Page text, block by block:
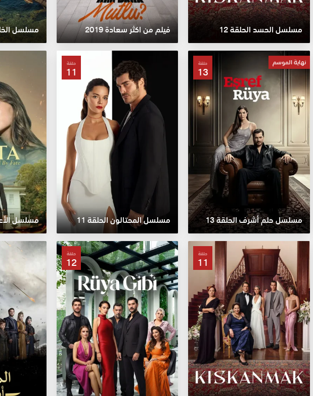
مسلسل الحسد الحلقة 12 فيلم من اكثر سعادة 2019 مسلسل
نهاية الموسم حلقة
13
مسلسل حلم أشرف الحلقة 13
حلقة
11
مسلسل المحتالون الحلقة 11 مسلسل
حلقة
11
حلقة
12